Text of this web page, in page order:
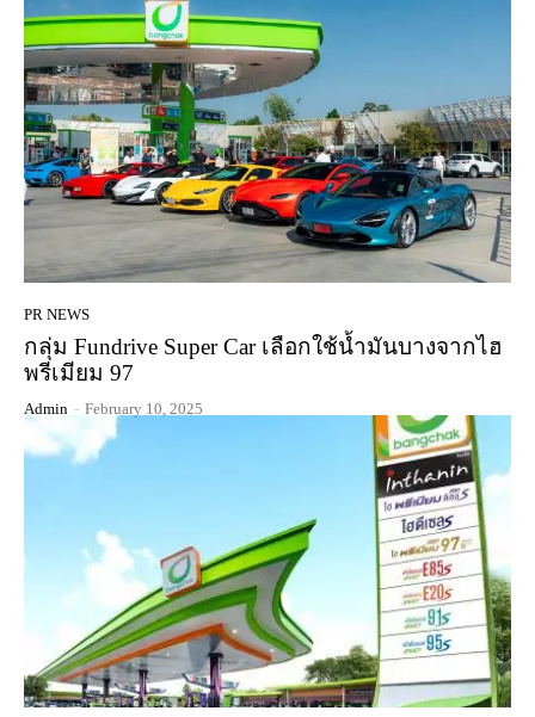
PR NEWS
กลุ่ม Fundrive Super Car เลือกใช้น้ำมันบางจากไฮ
พรีเมียม 97
Admin - February 10, 2025